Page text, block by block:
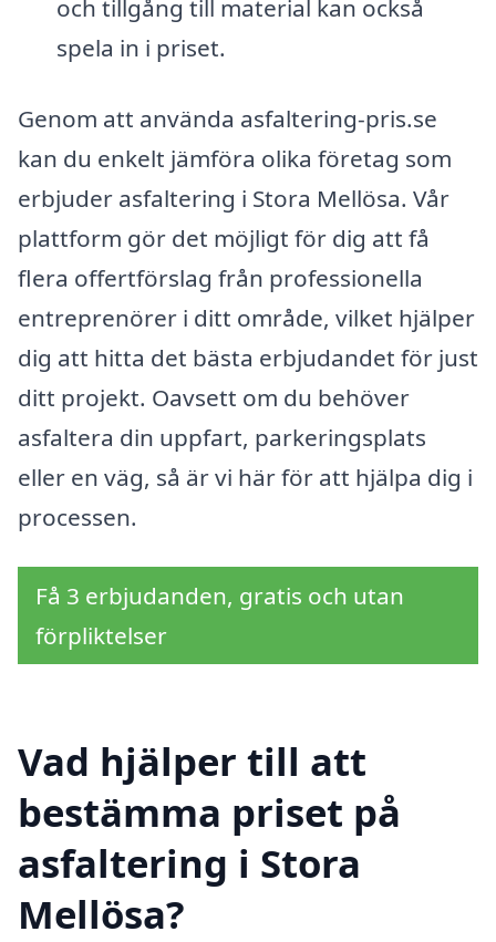
och tillgång till material kan också
spela in i priset.
Genom att använda asfaltering-pris.se
kan du enkelt jämföra olika företag som
erbjuder asfaltering i Stora Mellösa. Vår
plattform gör det möjligt för dig att få
flera offertförslag från professionella
entreprenörer i ditt område, vilket hjälper
dig att hitta det bästa erbjudandet för just
ditt projekt. Oavsett om du behöver
asfaltera din uppfart, parkeringsplats
eller en väg, så är vi här för att hjälpa dig i
processen.
Få 3 erbjudanden, gratis och utan
förpliktelser
Vad hjälper till att
bestämma priset på
asfaltering i Stora
Mellösa?